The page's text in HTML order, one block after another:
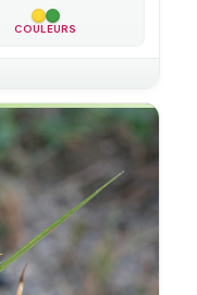
COULEURS